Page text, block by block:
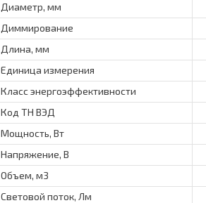
Диаметр, мм
Диммирование
Длина, мм
Единица измерения
Класс энергоэффективности
Код ТН ВЭД
Мощность, Вт
Напряжение, В
Объем, м3
Световой поток, Лм